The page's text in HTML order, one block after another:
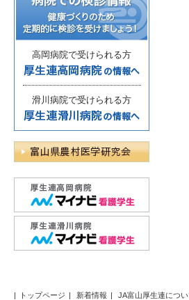
高岡病院で受けられる方
滑川病院で受けられる方
トップページ 新着情報 JA富山厚生連につい